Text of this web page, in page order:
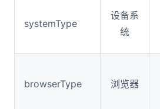
systemType
设备系
统
browserType 浏览器